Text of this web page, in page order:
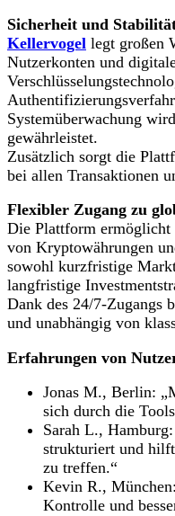
Sicherheit und
Kellervogel legt großen
Nutzerkonten und
Systemüberwachung
gewährleistet.
Zusätzlich sorgt die
bei allen Transaktionen
Flexibler Zugang zu
Die Plattform
von Kryptowährungen
sowohl kurzfristige
langfristige
Dank des 24/7-Zugangs
und unabhängig von
Erfahrungen von
Jonas M., Berlin:
sich durch die
Sarah L.,
strukturiert und
zu treffen.“
Kevin R.,
Kontrolle und